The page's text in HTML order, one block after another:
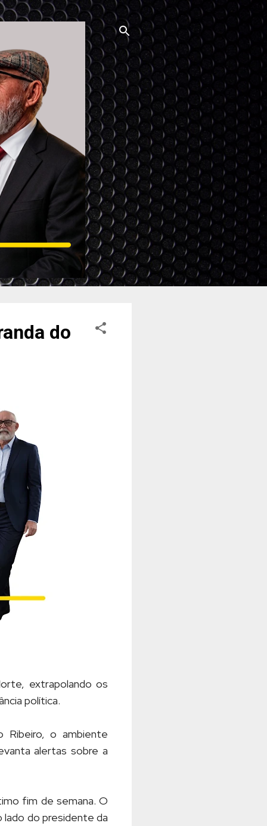
do
extrapolando os
política.
o ambiente
alertas sobre a
fim de semana. O
lado do presidente da